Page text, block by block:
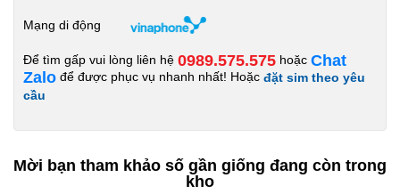
Mạng di động
Để tìm gấp vui lòng liên hệ 0989.575.575 hoặc Chat
Zalo để được phục vụ nhanh nhất! Hoặc đặt sim theo yêu
cầu
Mời bạn tham khảo số gần giống đang còn trong
kho